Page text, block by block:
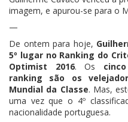
imagem, e apurou-se para o
—
De ontem para hoje,
5º lugar no Ranking do
Optimist 2016. Os
ranking são os
Mundial da Classe. Mas,
uma vez que o 4º
nacionalidade portuguesa.